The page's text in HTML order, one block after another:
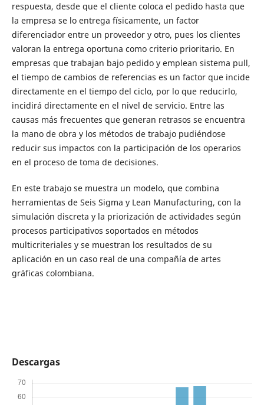
respuesta, desde que el cliente coloca el pedido hasta que
la empresa se lo entrega físicamente, un factor
diferenciador entre un proveedor y otro, pues los clientes
valoran la entrega oportuna como criterio prioritario. En
empresas que trabajan bajo pedido y emplean sistema pull,
el tiempo de cambios de referencias es un factor que incide
directamente en el tiempo del ciclo, por lo que reducirlo,
incidirá directamente en el nivel de servicio. Entre las
causas más frecuentes que generan retrasos se encuentra
la mano de obra y los métodos de trabajo pudiéndose
reducir sus impactos con la participación de los operarios
en el proceso de toma de decisiones.
En este trabajo se muestra un modelo, que combina
herramientas de Seis Sigma y Lean Manufacturing, con la
simulación discreta y la priorización de actividades según
procesos participativos soportados en métodos
multicriteriales y se muestran los resultados de su
aplicación en un caso real de una compañía de artes
gráficas colombiana.
Descargas